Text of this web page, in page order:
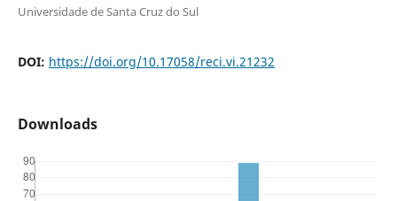
Universidade de Santa Cruz do Sul
DOI: https://doi.org/10.17058/reci.vi.21232
Downloads